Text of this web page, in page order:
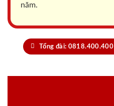
năm.
Tổng đài: 0818.400.400